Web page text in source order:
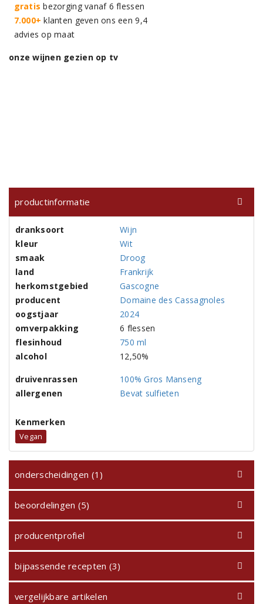
gratis bezorging vanaf 6 flessen
7.000+ klanten geven ons een 9,4
advies op maat
onze wijnen gezien op tv
productinformatie
dranksoort
Wijn
kleur
Wit
smaak
Droog
land
Frankrijk
herkomstgebied
Gascogne
producent
Domaine des Cassagnoles
oogstjaar
2024
omverpakking
6 flessen
flesinhoud
750 ml
alcohol
12,50%
druivenrassen
100% Gros Manseng
allergenen
Bevat sulfieten
Kenmerken
Vegan
onderscheidingen (1)
beoordelingen (5)
producentprofiel
bijpassende recepten (3)
vergelijkbare artikelen